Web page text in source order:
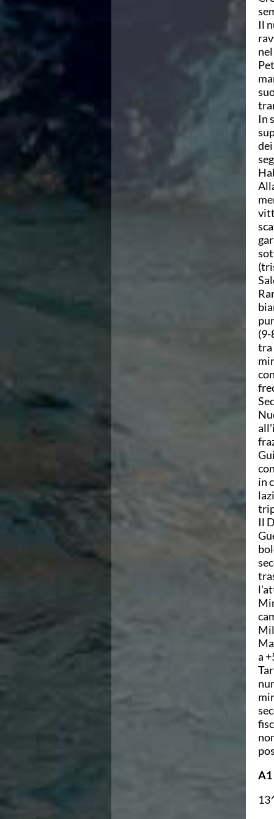
Risultati e Classifiche
Flash News
Norme e documenti
Composizione
Formazione
Sedi Regionali e Provinciali
Designazioni Arbitrali
Ricerca Scuole Nuoto
Manuale SNF
Centri Federali
C. F. Complesso natatorio Foro Italico
C. F. Polo Acquatico Enel - Valco San Paolo
Il
In
tra
in
Il
a
A1